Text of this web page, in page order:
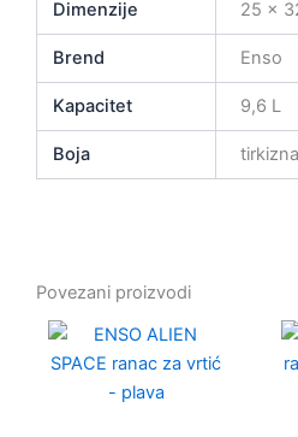
Dimenzije 25 ×
Brend Enso
Kapacitet 9,6 L
Boja tirkizna
Povezani proizvodi